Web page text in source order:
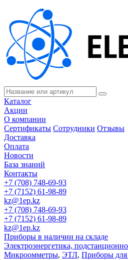
Каталог
Акции
О компании
Сертификаты Сотрудники Отзывы
Доставка
Оплата
Новости
База знаний
Контакты
+7 (708) 748-69-93
+7 (7152) 61-98-89
kz@1ep.kz
+7 (708) 748-69-93
+7 (7152) 61-98-89
kz@1ep.kz
Приборы в наличии на складе
Электроэнергетика,
Микроомметры, ЭТЛ, Приборы для